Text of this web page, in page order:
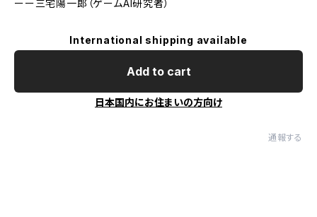
ーー三宅陽一郎（ゲームAI研究者）
International shipping available
Add to cart
日本国内にお住まいの方向け
通報する